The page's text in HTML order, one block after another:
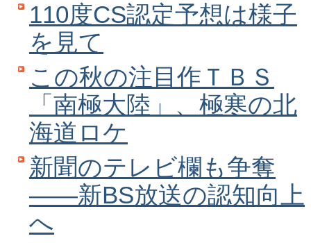
110度CS認定予想は様子
を見て
この秋の注目作ＴＢＳ
「南極大陸」、極寒の北
海道ロケ
新聞のテレビ欄も争奪
――新BS放送の認知向上
へ